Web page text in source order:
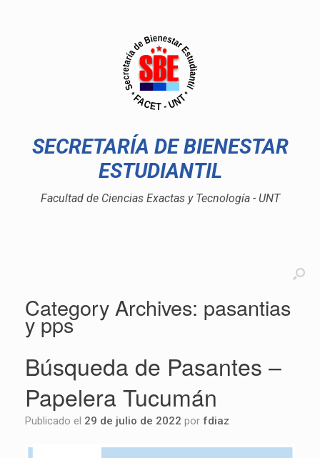
SECRETARÍA DE BIENESTAR
ESTUDIANTIL
Facultad de Ciencias Exactas y Tecnología - UNT
Category Archives: pasantias
y pps
Búsqueda de Pasantes –
Papelera Tucumán
Publicado el 29 de julio de 2022 por fdiaz